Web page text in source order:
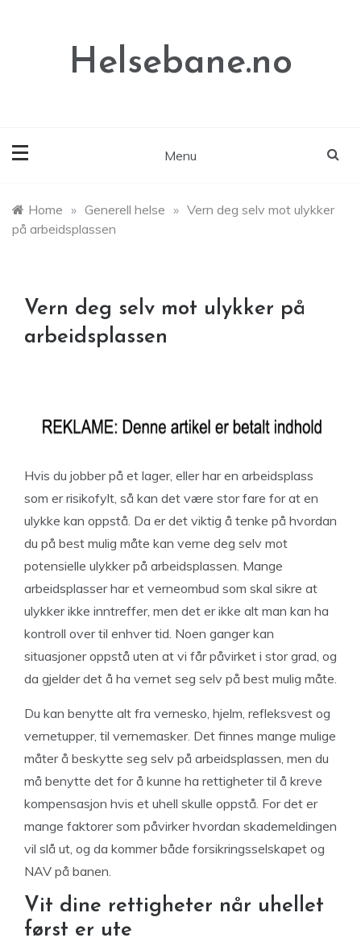
Helsebane.no
Menu
Home » Generell helse » Vern deg selv mot ulykker
på arbeidsplassen
Vern deg selv mot ulykker på
arbeidsplassen
Hvis du jobber på et lager, eller har en arbeidsplass
som er risikofylt, så kan det være stor fare for at en
ulykke kan oppstå. Da er det viktig å tenke på hvordan
du på best mulig måte kan verne deg selv mot
potensielle ulykker på arbeidsplassen. Mange
arbeidsplasser har et verneombud som skal sikre at
ulykker ikke inntreffer, men det er ikke alt man kan ha
kontroll over til enhver tid. Noen ganger kan
situasjoner oppstå uten at vi får påvirket i stor grad, og
da gjelder det å ha vernet seg selv på best mulig måte.
Du kan benytte alt fra vernesko, hjelm, refleksvest og
vernetupper, til vernemasker. Det finnes mange mulige
måter å beskytte seg selv på arbeidsplassen, men du
må benytte det for å kunne ha rettigheter til å kreve
kompensasjon hvis et uhell skulle oppstå. For det er
mange faktorer som påvirker hvordan skademeldingen
vil slå ut, og da kommer både forsikringsselskapet og
NAV på banen.
Vit dine rettigheter når uhellet
først er ute